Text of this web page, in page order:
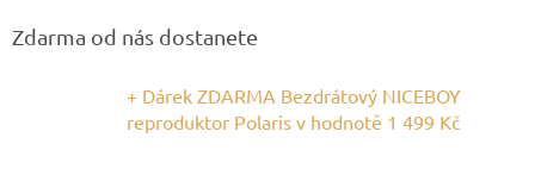
Zdarma od nás dostanete
+ Dárek ZDARMA Bezdrátový NICEBOY
reproduktor Polaris v hodnotě 1 499 Kč